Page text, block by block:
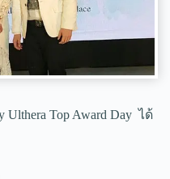
Ulthera Top Award Day ได้